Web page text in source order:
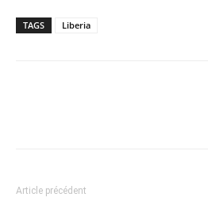
TAGS Liberia
Article précédent